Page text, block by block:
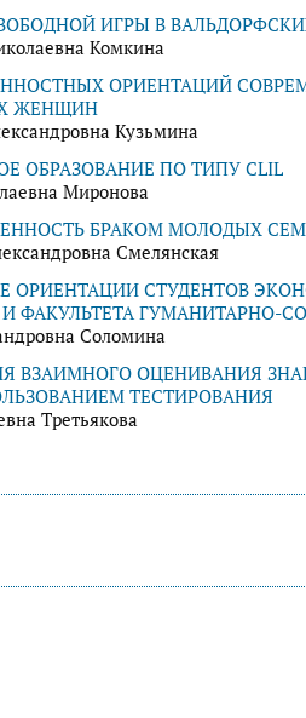
ИГРЫ В
Комкина
ОРИЕНТАЦИЙ
ЖЕНЩИН
Кузьмина
ОБРАЗОВАНИЕ ПО ТИПУ CLIL
Миронова
БРАКОМ МОЛОДЫХ
Смелянская
ОРИЕНТАЦИИ СТУДЕНТОВ
И ФАКУЛЬТЕТА ГУМАНИТАРНО-
Соломина
ВЗАИМНОГО ОЦЕНИВАНИЯ
ТЕСТИРОВАНИЯ
Третьякова